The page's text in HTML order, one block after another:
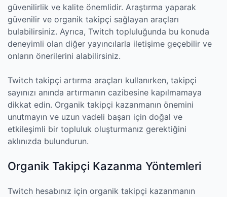
güvenilirlik ve kalite önemlidir. Araştırma yaparak
güvenilir ve organik takipçi sağlayan araçları
bulabilirsiniz. Ayrıca, Twitch topluluğunda bu konuda
deneyimli olan diğer yayıncılarla iletişime geçebilir ve
onların önerilerini alabilirsiniz.
Twitch takipçi artırma araçları kullanırken, takipçi
sayınızı anında artırmanın cazibesine kapılmamaya
dikkat edin. Organik takipçi kazanmanın önemini
unutmayın ve uzun vadeli başarı için doğal ve
etkileşimli bir topluluk oluşturmanız gerektiğini
aklınızda bulundurun.
Organik Takipçi Kazanma Yöntemleri
Twitch hesabınız için organik takipçi kazanmanın